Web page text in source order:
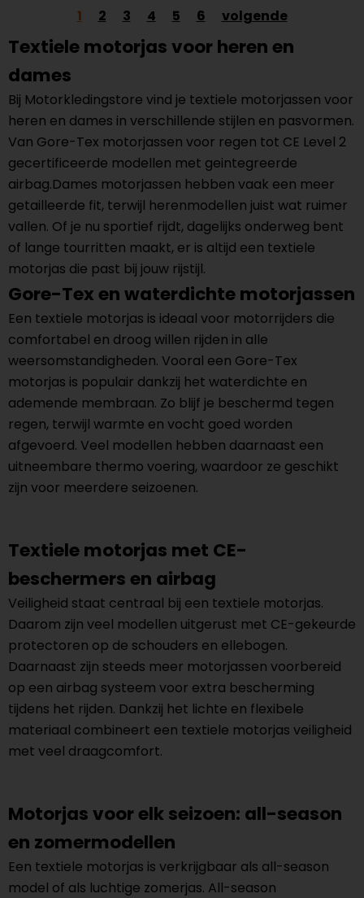
1 2 3 4 5 6 volgende
Textiele motorjas voor heren en
dames
Bij Motorkledingstore vind je textiele motorjassen voor
heren en dames in verschillende stijlen en pasvormen.
Van Gore-Tex motorjassen voor regen tot CE Level 2
gecertificeerde modellen met geintegreerde
airbag.Dames motorjassen hebben vaak een meer
getailleerde fit, terwijl herenmodellen juist wat ruimer
vallen. Of je nu sportief rijdt, dagelijks onderweg bent
of lange tourritten maakt, er is altijd een textiele
motorjas die past bij jouw rijstijl.
Gore-Tex en waterdichte motorjassen
Een textiele motorjas is ideaal voor motorrijders die
comfortabel en droog willen rijden in alle
weersomstandigheden. Vooral een Gore-Tex
motorjas is populair dankzij het waterdichte en
ademende membraan. Zo blijf je beschermd tegen
regen, terwijl warmte en vocht goed worden
afgevoerd. Veel modellen hebben daarnaast een
uitneembare thermo voering, waardoor ze geschikt
zijn voor meerdere seizoenen.
Textiele motorjas met CE-
beschermers en airbag
Veiligheid staat centraal bij een textiele motorjas.
Daarom zijn veel modellen uitgerust met CE-gekeurde
protectoren op de schouders en ellebogen.
Daarnaast zijn steeds meer motorjassen voorbereid
op een airbag systeem voor extra bescherming
tijdens het rijden. Dankzij het lichte en flexibele
materiaal combineert een textiele motorjas veiligheid
met veel draagcomfort.
Motorjas voor elk seizoen: all-season
en zomermodellen
Een textiele motorjas is verkrijgbaar als all-season
model of als luchtige zomerjas. All-season